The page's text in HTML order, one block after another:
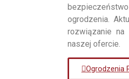
ogrodzenia.
rozwiązanie
naszej ofercie.
Ogrodzenia